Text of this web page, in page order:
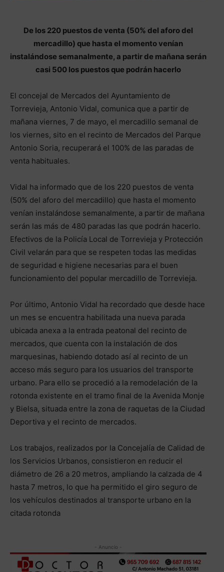
De los 220 puestos de venta (50% del aforo del
mercadillo) que hasta el momento venían
instalándose semanalmente, a partir de mañana serán
casi 500 los puestos que podrán hacerlo
El concejal de Mercados del Ayuntamiento de
Torrevieja, Antonio Vidal, comunica que a partir de
mañana viernes, 7 de mayo, el mercadillo semanal de
los viernes, sito en el recinto de Mercados del Parque
Antonio Soria, recuperará el 100% de las paradas de
venta habituales.
Vidal ha informado que de los 220 puestos de venta
(50% del aforo del mercadillo) que hasta el momento
venían instalándose semanalmente, a partir de mañana
serán las más de 480 paradas las que podrán hacerlo.
Efectivos de la Policía Local de Torrevieja y Protección
Civil velarán para que se respeten todas las medidas
de seguridad e higiene necesarias para el buen
funcionamiento del popular mercadillo de Torrevieja.
Por último, Antonio Vidal ha recordado que desde hace
un mes se encuentra habilitada una nueva parada
ubicada anexa a la entrada peatonal del recinto de
mercados, que cuenta con la instalación de dos
marquesinas, habiendo dotado así al recinto de un
acceso más seguro para los usuarios del transporte
urbano. Para ello se procedió a la remodelación de la
rotonda existente en el tramo final de la Avenida Monje
y Bielsa, situada entre la zona de raquetas de la Ciudad
Deportiva y el recinto de mercados.
Los trabajos, realizados por la Concejalía de Calidad de
los Servicios Urbanos, consistieron en reducir el
diámetro de 26 a 20 metros, ampliando la calzada de 4
hasta 7 metros, lo que ha permitido el giro seguro de
los vehículos destinados al transporte urbano en la
citada rotonda
- Anuncio -